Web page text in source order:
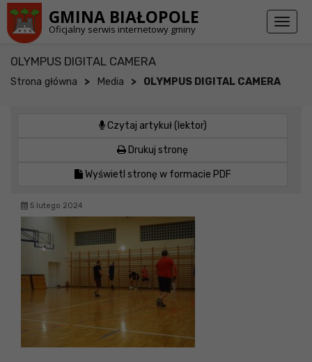
GMINA BIAŁOPOLE
Oficjalny serwis internetowy gminy
Toggle
OLYMPUS DIGITAL CAMERA
Strona główna > Media > OLYMPUS DIGITAL CAMERA
Czytaj artykuł (lektor)
Drukuj stronę
Wyświetl stronę w formacie PDF
5 lutego 2024